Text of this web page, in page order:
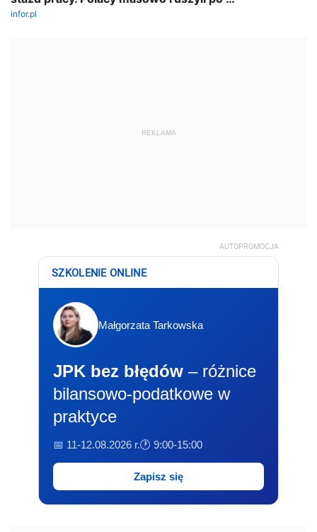
REKLAMA
AUTOPROMOCJA
SZKOLENIE ONLINE
Małgorzata Tarkowska
JPK bez błędów – różnice
bilansowo-podatkowe w
praktyce
📅 11-12.08.2026 r.🕐 9:00-15:00
Zapisz się